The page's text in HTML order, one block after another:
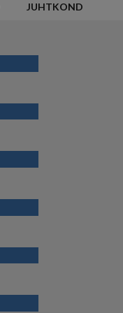
JUHTKOND